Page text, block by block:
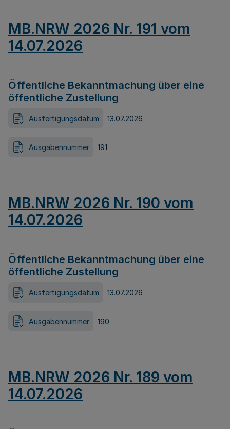
MB.NRW 2026 Nr. 191 vom
14.07.2026
Öffentliche Bekanntmachung über eine
öffentliche Zustellung
Ausfertigungsdatum 13.07.2026
Ausgabennummer 191
MB.NRW 2026 Nr. 190 vom
14.07.2026
Öffentliche Bekanntmachung über eine
öffentliche Zustellung
Ausfertigungsdatum 13.07.2026
Ausgabennummer 190
MB.NRW 2026 Nr. 189 vom
14.07.2026